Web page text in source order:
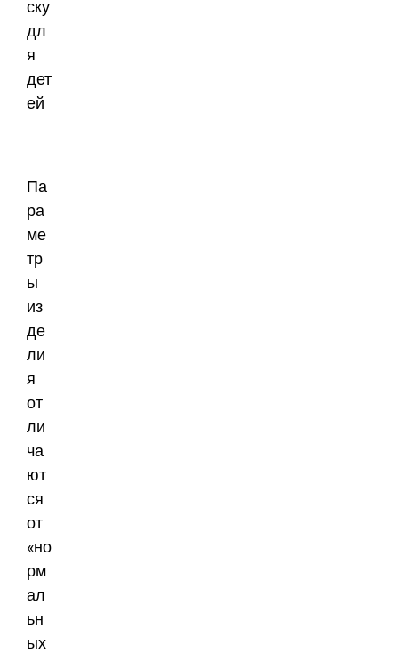
Па
ра
ме
тр
ы
из
де
ли
я
от
ли
ча
ют
ся
от
«но
рм
ал
ьн
ых